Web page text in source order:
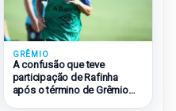
GRÊMIO
A confusão que teve
participação de Rafinha
após o término de Grêmio